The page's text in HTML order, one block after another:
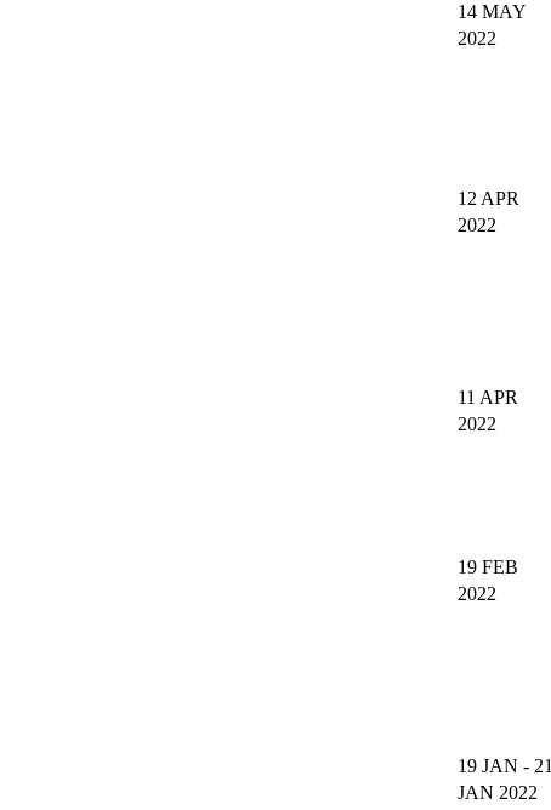
14 MAY
2022
12 APR
2022
11 APR
2022
19 FEB
2022
19 JAN - 21
JAN 2022